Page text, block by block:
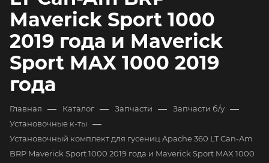
Maverick Sport 1000
2019 года и Maverick
Sport MAX 1000 2019
года
Главная — Каталог — Запчасти — Запчасти б/у —
Установочные к-ты —
Установочный комплект для гусениц Apache 360 LT Can-Am
BRP Maverick Sport 1000 2019 года и Maverick Sport MAX 1000